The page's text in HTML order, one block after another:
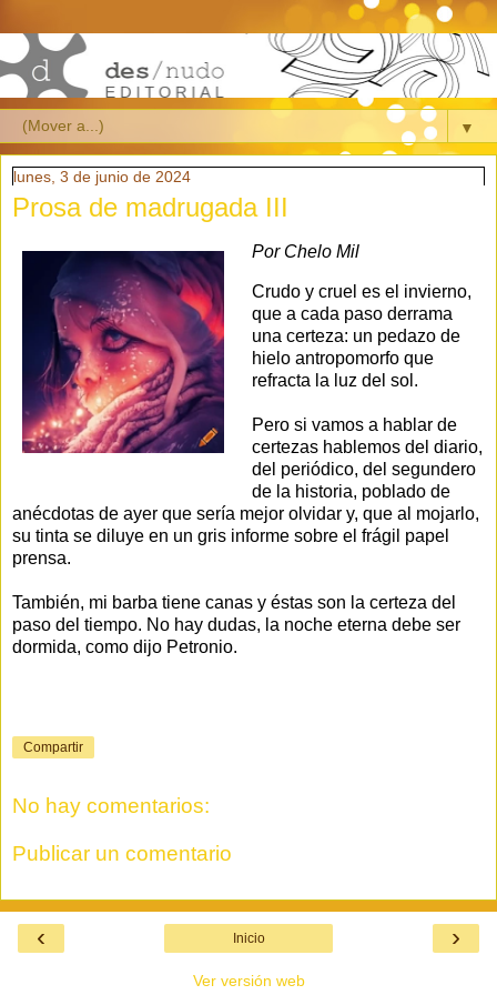
▼
lunes, 3 de junio de 2024
Prosa de madrugada III
Por Chelo Mil
Crudo y cruel es el invierno,
que a cada paso derrama
una certeza: un pedazo de
hielo antropomorfo que
refracta la luz del sol.
Pero si vamos a hablar de
certezas hablemos del diario,
del periódico, del segundero
de la historia, poblado de
anécdotas de ayer que sería mejor olvidar y, que al mojarlo,
su tinta se diluye en un gris informe sobre el frágil papel
prensa.
También, mi barba tiene canas y éstas son la certeza del
paso del tiempo. No hay dudas, la noche eterna debe ser
dormida, como dijo Petronio.
Compartir
No hay comentarios:
Publicar un comentario
‹ ›
Inicio
Ver versión web